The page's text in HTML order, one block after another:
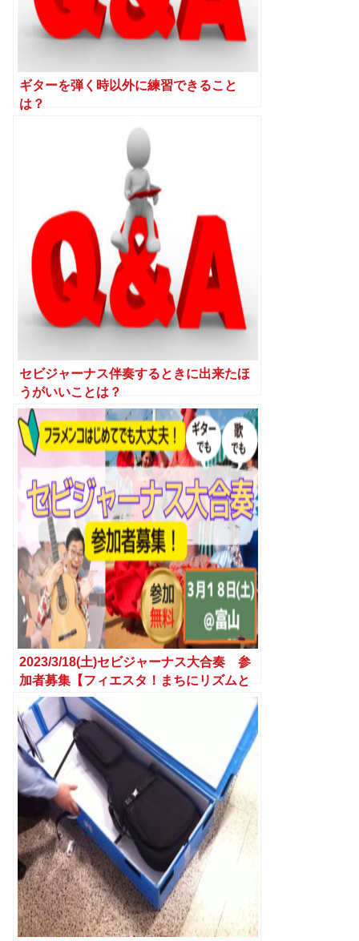
ギターを弾く時以外に練習できること
は？
セビジャーナス伴奏するときに出来たほ
うがいいことは？
2023/3/18(土)セビジャーナス大合奏 参
加者募集【フィエスタ！まちにリズムと
彩りを/南富山】